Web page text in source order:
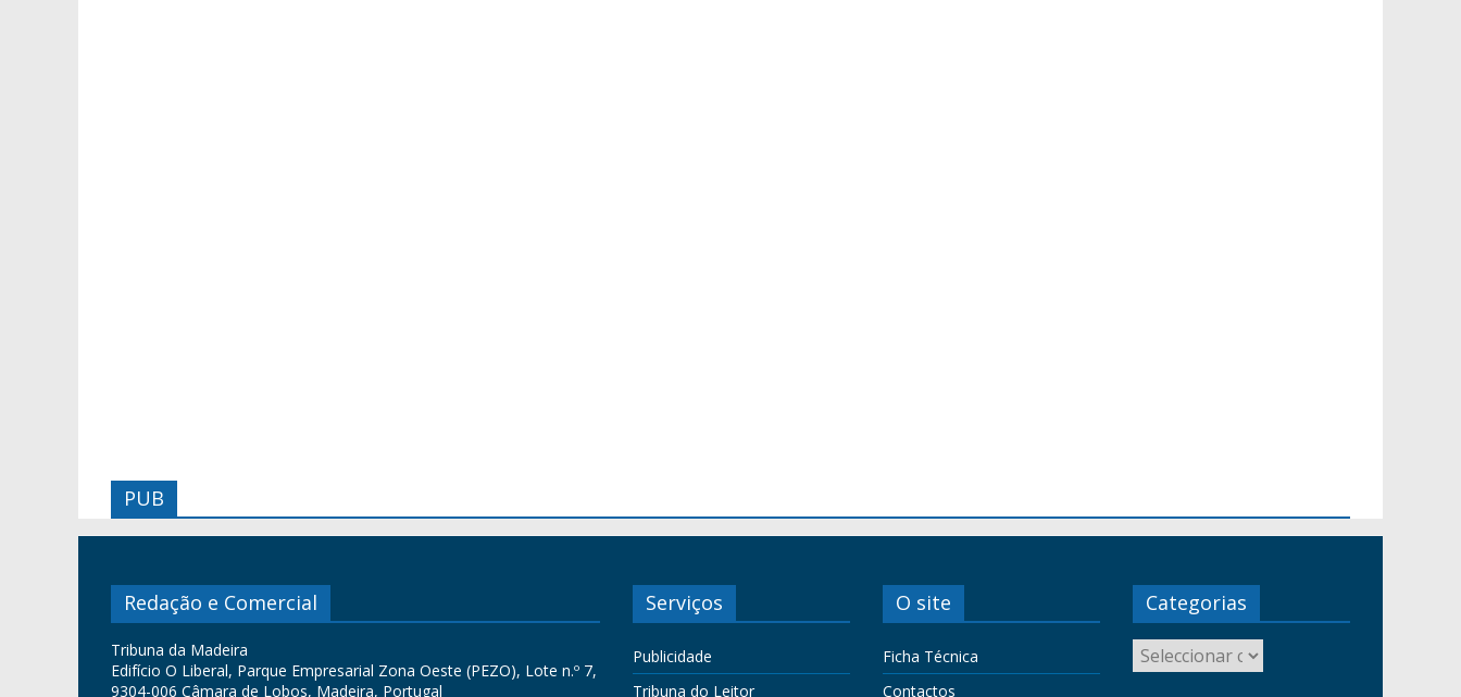
PUB
Redação e Comercial
Tribuna da Madeira
Edifício O Liberal, Parque Empresarial Zona Oeste (PEZO), Lote n.º 7,
9304-006 Câmara de Lobos, Madeira, Portugal
Serviços
Publicidade
Tribuna do Leitor
O site
Ficha Técnica
Contactos
Categorias